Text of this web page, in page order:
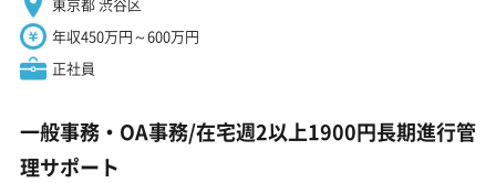
年収450万円～600万円
正社員
一般事務・OA事務/在宅週2以上1900円長期進行管
理サポート